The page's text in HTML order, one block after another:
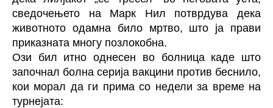
сведочењето на Марк Нил потврдува дека
животното одамна било мртво, што ја прави
приказната многу позлокобна.
Ози бил итно однесен во болница каде што
започнал болна серија вакцини против беснило,
кои морал да ги прима со недели за време на
турнејата: